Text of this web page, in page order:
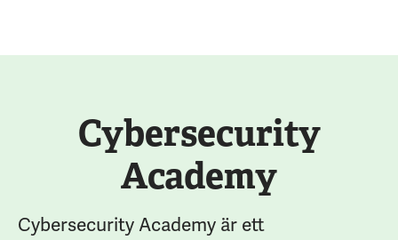
Cybersecurity
Academy
Cybersecurity Academy är ett